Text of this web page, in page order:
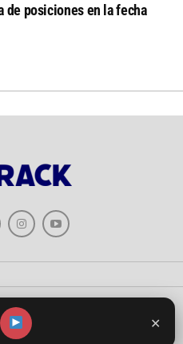
de posiciones en la fecha
El Crack Deportes
✕